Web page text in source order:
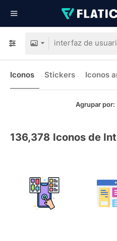
Iconos Stickers Iconos
Agrupar por:
136,378 Iconos de